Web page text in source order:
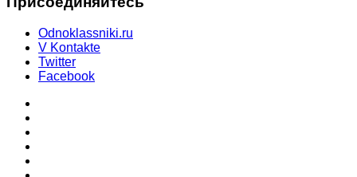
Odnoklassniki.ru
V Kontakte
Twitter
Facebook